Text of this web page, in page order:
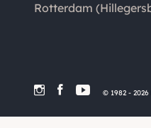
Rotterdam
© 1982 -